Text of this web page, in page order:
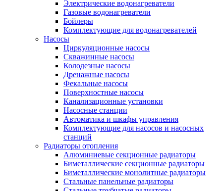
Электрические водонагреватели
Газовые водонагреватели
Бойлеры
Комплектующие для водонагревателей
Насосы
Циркуляционные насосы
Скважинные насосы
Колодезные насосы
Дренажные насосы
Фекальные насосы
Поверхностные насосы
Канализационные установки
Насосные станции
Автоматика и шкафы управления
Комплектующие для насосов и насосных
станций
Радиаторы отопления
Алюминиевые секционные радиаторы
Биметаллические секционные радиаторы
Биметаллические монолитные радиаторы
Стальные панельные радиаторы